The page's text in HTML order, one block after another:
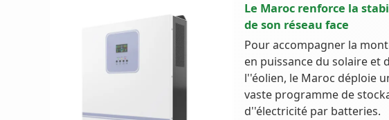
Le Maroc renforce la
de son réseau face
Pour accompagner la
en puissance du solaire et
l''éolien, le Maroc déploie
vaste programme de
d''électricité par batteries.